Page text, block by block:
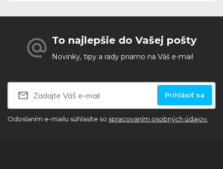
To najlepšie do Vašej pošty
Novinky, tipy a rady priamo na Váš e-mail
Prihlásiť sa
Odoslaním e-mailu súhlasíte so spracovaním osobných údajov.